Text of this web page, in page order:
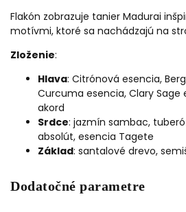
Flakón zobrazuje tanier Madurai
motívmi, ktoré sa nachádzajú na
Zloženie:
Hlava: Citrónová esencia,
Curcuma esencia, Clary Sage
akord
Srdce: jazmín sambac,
absolút, esencia Tagete
Základ: santalové drevo,
Dodatočné parametre